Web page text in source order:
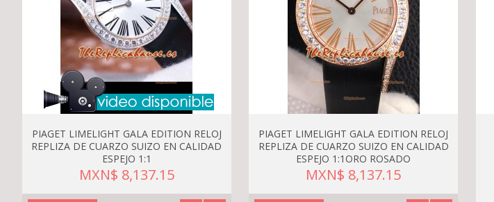
PIAGET LIMELIGHT GALA EDITION RELOJ
REPLIZA DE CUARZO SUIZO EN CALIDAD
ESPEJO 1:1
MXN$ 8,137.15
PIAGET LIMELIGHT GALA EDITION RELOJ
REPLIZA DE CUARZO SUIZO EN CALIDAD
ESPEJO 1:1ORO ROSADO
MXN$ 8,137.15